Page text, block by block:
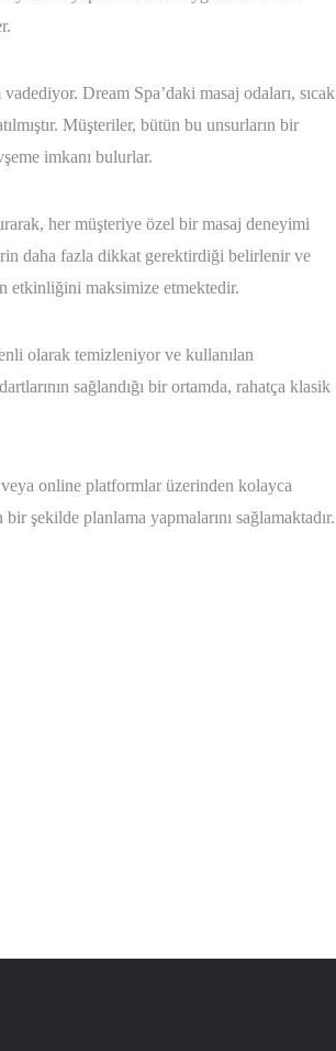
Dream Spa’daki masaj odaları, sıcak
Müşteriler, bütün bu unsurların bir
imkanı bulurlar.
her müşteriye özel bir masaj deneyimi
daha fazla dikkat gerektirdiği belirlenir ve
etkinliğini maksimize etmektedir.
olarak temizleniyor ve kullanılan
sağlandığı bir ortamda, rahatça klasik
online platformlar üzerinden kolayca
şekilde planlama yapmalarını sağlamaktadır.